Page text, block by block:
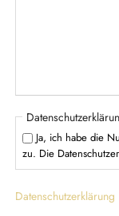
P
f
l
h
Ja, ich habe die
zu. Die
Datenschutzerklärung